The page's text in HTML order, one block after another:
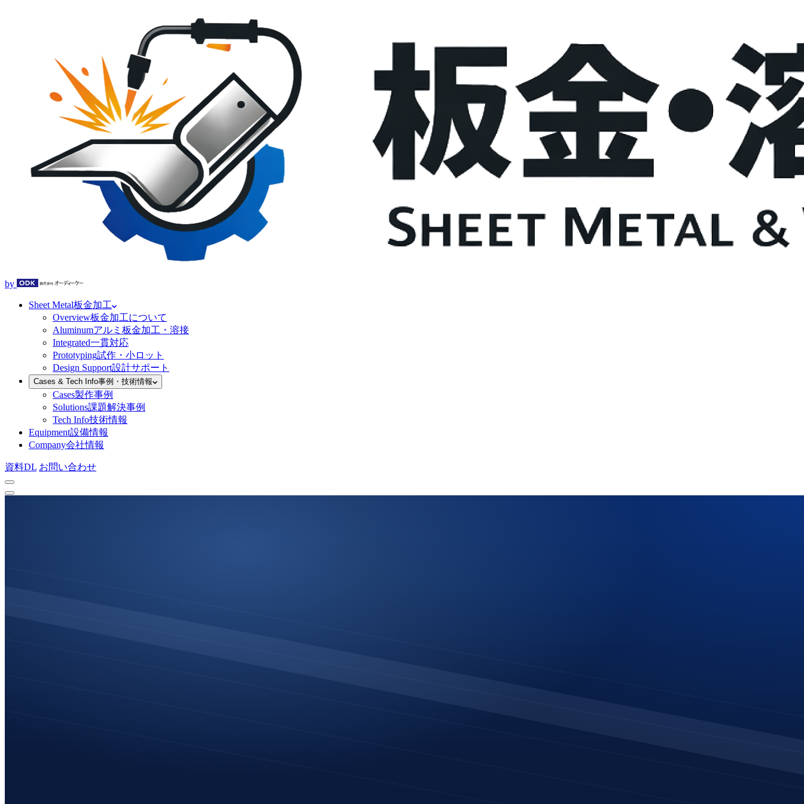
by
Sheet Metal板金加工
Overview板金加工について
Aluminumアルミ板金加工・溶接
Integrated一貫対応
Prototyping試作・小ロット
Design Support設計サポート
Cases & Tech Info事例・技術情報
Cases製作事例
Solutions課題解決事例
Tech Info技術情報
Equipment設備情報
Company会社情報
資料DL お問い合わせ